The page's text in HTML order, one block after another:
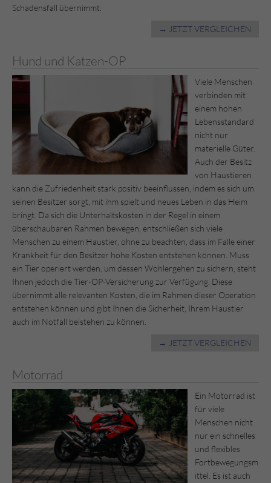
Schadensfall übernimmt.
→ JETZT VERGLEICHEN
Hund und Katzen-OP
Viele Menschen
verbinden mit
einem hohen
Lebensstandard
nicht nur
materielle Güter.
Auch der Besitz
von Haustieren
kann die Zufriedenheit stark positiv beeinflussen, indem es sich um
seinen Besitzer sorgt, mit ihm spielt und neues Leben in das Heim
bringt. Da sich die Unterhaltskosten in der Regel in einem
überschaubaren Rahmen bewegen, entschließen sich viele
Menschen zu einem Haustier, ohne zu beachten, dass im Falle einer
Krankheit für den Besitzer hohe Kosten entstehen können. Muss
ein Tier operiert werden, um dessen Wohlergehen zu sichern, steht
Ihnen jedoch die Tier-OP-Versicherung zur Verfügung. Diese
übernimmt alle relevanten Kosten, die im Rahmen dieser Operation
entstehen können und gibt Ihnen die Sicherheit, Ihrem Haustier
auch im Notfall beistehen zu können.
→ JETZT VERGLEICHEN
Motorrad
Ein Motorrad ist
für viele
Menschen nicht
nur ein schnelles
und flexibles
Fortbewegungsm
ittel. Es ist auch